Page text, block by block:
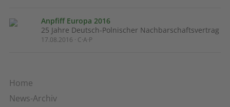
Home
News-Archiv
Anpfiff Europa 2016
25 Jahre Deutsch-Polnischer Nachbarschaftsvertrag
17.08.2016 · C·A·P